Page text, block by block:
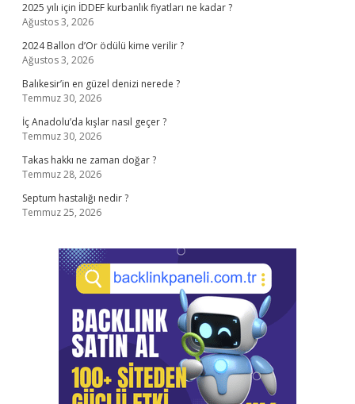
2025 yılı için İDDEF kurbanlık fiyatları ne kadar ?
Ağustos 3, 2026
2024 Ballon d’Or ödülü kime verilir ?
Ağustos 3, 2026
Balıkesir’in en güzel denizi nerede ?
Temmuz 30, 2026
İç Anadolu’da kışlar nasıl geçer ?
Temmuz 30, 2026
Takas hakkı ne zaman doğar ?
Temmuz 28, 2026
Septum hastalığı nedir ?
Temmuz 25, 2026